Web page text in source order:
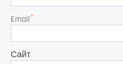
Email*
Сайт